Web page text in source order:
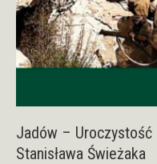
Jadów – Uroczystość
Stanisława Świeżaka